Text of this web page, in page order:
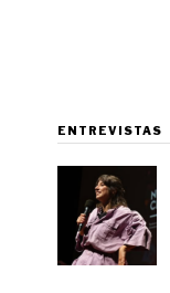
ENTREVISTAS